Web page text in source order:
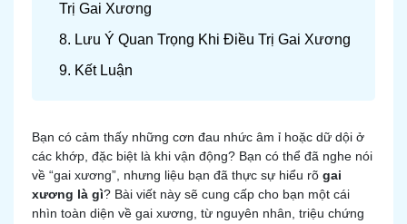
Trị Gai Xương
8. Lưu Ý Quan Trọng Khi Điều Trị Gai Xương
9. Kết Luận
Bạn có cảm thấy những cơn đau nhức âm ỉ hoặc dữ dội ở
các khớp, đặc biệt là khi vận động? Bạn có thể đã nghe nói
về “gai xương”, nhưng liệu bạn đã thực sự hiểu rõ gai
xương là gì? Bài viết này sẽ cung cấp cho bạn một cái
nhìn toàn diện về gai xương, từ nguyên nhân, triệu chứng